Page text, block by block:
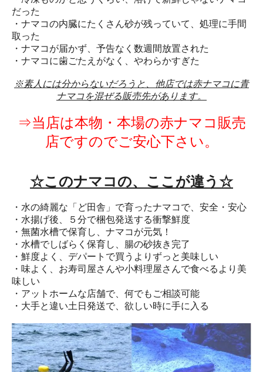
だった
・ナマコの内臓にたくさん砂が残っていて、処理に手間
取った
・ナマコが届かず、予告なく数週間放置された
・ナマコに歯ごたえがなく、やわらかすぎた
※素人には分からないだろうと、他店では赤ナマコに青
ナマコを混ぜる販売先があります。
⇒当店は本物・本場の赤ナマコ販売
店ですのでご安心下さい。
☆このナマコの、ここが違う☆
・水の綺麗な「ど田舎」で育ったナマコで、安全・安心
・水揚げ後、５分で梱包発送する衝撃鮮度
・無菌水槽で保育し、ナマコが元気！
・水槽でしばらく保育し、腸の砂抜き完了
・鮮度よく、デパートで買うよりずっと美味しい
・味よく、お寿司屋さんや小料理屋さんで食べるより美
味しい
・アットホームな店舗で、何でもご相談可能
・大手と違い土日発送で、欲しい時に手に入る